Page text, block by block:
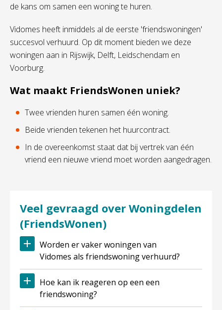
de kans om samen een woning te huren.
Vidomes heeft inmiddels al de eerste 'friendswoningen'
succesvol verhuurd. Op dit moment bieden we deze
woningen aan in Rijswijk, Delft, Leidschendam en
Voorburg.
Wat maakt FriendsWonen uniek?
Twee vrienden huren samen één woning.
Beide vrienden tekenen het huurcontract.
In de overeenkomst staat dat bij vertrek van één
vriend een nieuwe vriend moet worden aangedragen.
Veel gevraagd over Woningdelen
(FriendsWonen)
Worden er vaker woningen van
Vidomes als friendswoning verhuurd?
Hoe kan ik reageren op een een
friendswoning?